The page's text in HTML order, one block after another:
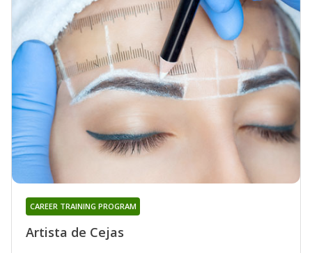
Artista de Cejas
CAREER TRAINING PROGRAM